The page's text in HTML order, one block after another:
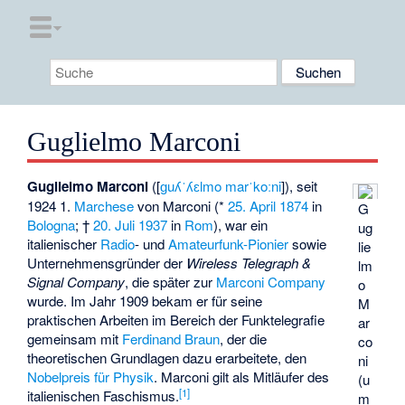
Guglielmo Marconi
G
ug
lie
lm
o
M
ar
co
ni
(u
m
Guglielmo Marconi ([ɡuʎˈʎɛlmo marˈkoːni]), seit
1924 1. Marchesevon Marconi (*25. April 1874 in
Bologna; †20. Juli 1937 in Rom), war ein
italienischer Radio- undAmateurfunk-Pioniersowie
Unternehmensgründer der Wireless Telegraph &
Signal Company, die später zur Marconi Company
wurde. Im Jahr 1909 bekam er für seine
praktischen Arbeiten im Bereich der Funktelegrafie
gemeinsam mit Ferdinand Braun, der die
theoretischen Grundlagen dazu erarbeitete, den
Nobelpreis für Physik. Marconi gilt als Mitläufer des
italienischen Faschismus.[1]